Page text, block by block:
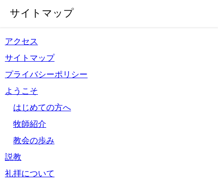
サイトマップ
アクセス
サイトマップ
プライバシーポリシー
ようこそ
はじめての方へ
牧師紹介
教会の歩み
説教
礼拝について